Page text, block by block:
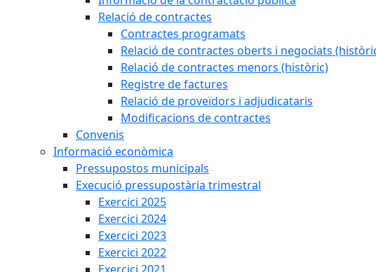
Relació de contractes
Contractes programats
Relació de contractes oberts i negociats
Relació de contractes menors (històric)
Registre de factures
Relació de proveïdors i adjudicataris
Modificacions de contractes
Convenis
Informació econòmica
Pressupostos municipals
Execució pressupostària trimestral
Exercici 2025
Exercici 2024
Exercici 2023
Exercici 2022